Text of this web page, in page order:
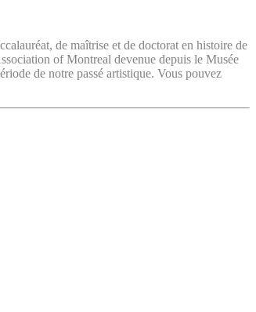
de maîtrise et de doctorat en histoire de
of Montreal devenue depuis le Musée
de notre passé artistique. Vous pouvez